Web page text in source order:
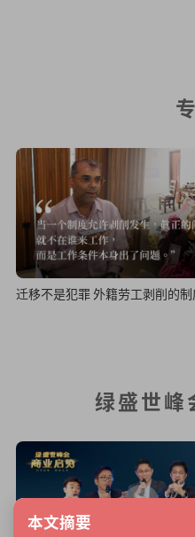
迁移不是犯罪 外籍劳工剥削的
绿盛世峰
本文摘要